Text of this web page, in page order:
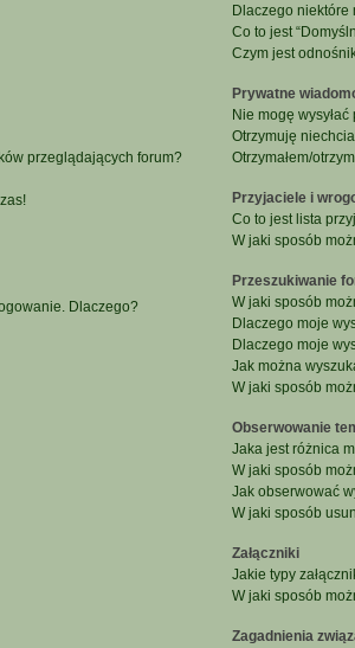
przeglądających forum?
Dlaczego?
Dlaczego
Co to jest
Czym jest
Prywatne
Nie mogę
Otrzymuję
Otrzymałem/
Przyjaciele i
Co to jest lista
W jaki sposób
Przeszukiwanie
W jaki sposób
Dlaczego moje
Dlaczego moje
Jak można
W jaki sposób
Obserwowanie
Jaka jest różnica
W jaki sposób
Jak obserwować
W jaki sposób
Załączniki
Jakie typy
W jaki sposób
Zagadnienia